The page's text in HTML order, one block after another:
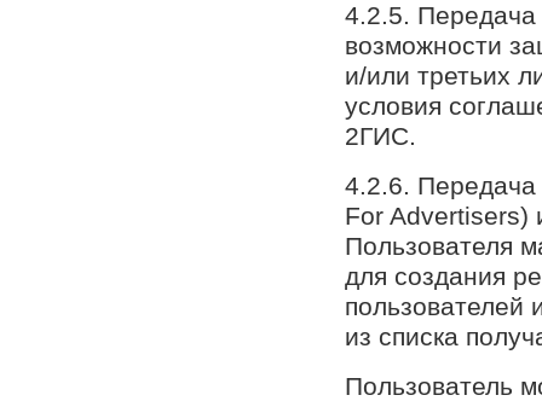
4.2.5. Передача
возможности
и/или третьих
условия
2ГИС.
4.2.6. Передача
For Advertisers)
Пользователя
для создания
пользователей
из списка
Пользователь